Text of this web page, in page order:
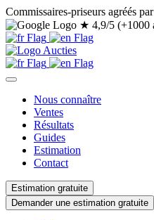
Commissaires-priseurs agréés
★ 4,9/5 (+1000
Nous connaître
Ventes
Résultats
Guides
Estimation
Contact
Estimation gratuite
Demander une estimation gratuite